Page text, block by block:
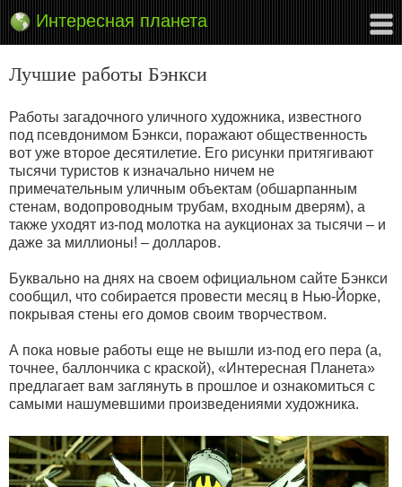
Интересная планета
Лучшие работы Бэнкси
Работы загадочного уличного художника, известного
под псевдонимом Бэнкси, поражают общественность
вот уже второе десятилетие. Его рисунки притягивают
тысячи туристов к изначально ничем не
примечательным уличным объектам (обшарпанным
стенам, водопроводным трубам, входным дверям), а
также уходят из-под молотка на аукционах за тысячи – и
даже за миллионы! – долларов.
Буквально на днях на своем официальном сайте Бэнкси
сообщил, что собирается провести месяц в Нью-Йорке,
покрывая стены его домов своим творчеством.
А пока новые работы еще не вышли из-под его пера (а,
точнее, баллончика с краской), «Интересная Планета»
предлагает вам заглянуть в прошлое и ознакомиться с
самыми нашумевшими произведениями художника.